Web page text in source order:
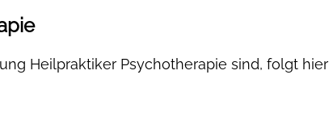
Heilpraktiker Psychotherapie sind, folgt hier